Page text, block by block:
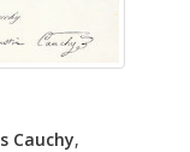
Cauchy,